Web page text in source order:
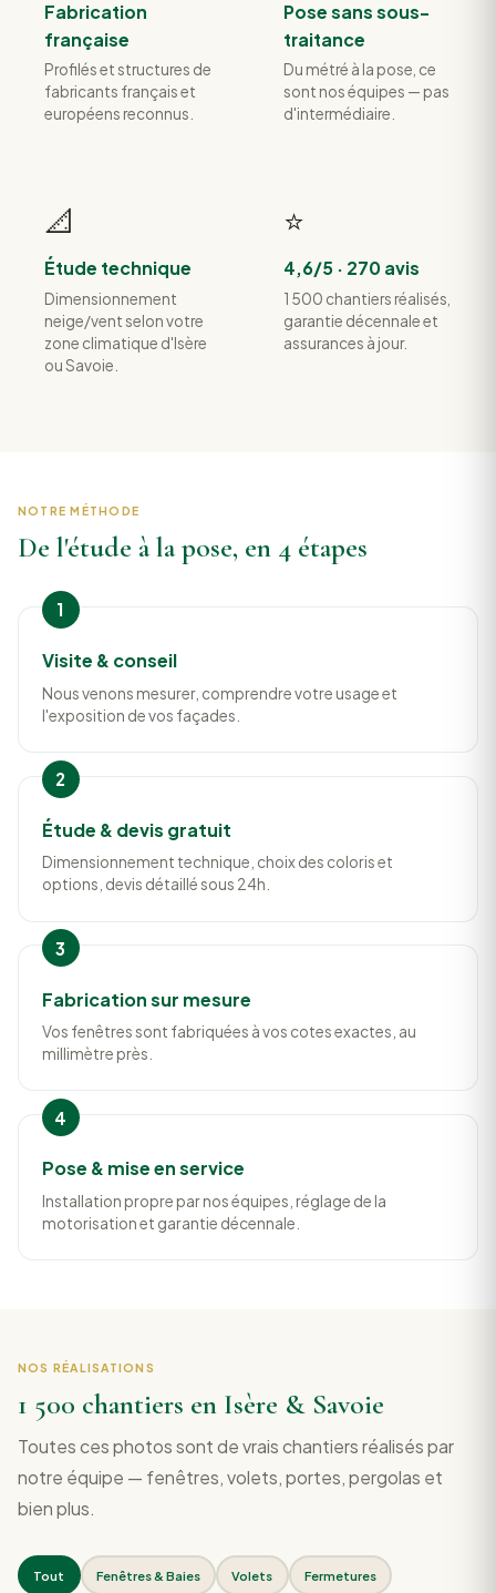
Fabrication
française
Profilés et structures de
fabricants français et
européens reconnus.
Pose sans sous-
traitance
Du métré à la pose, ce
sont nos équipes — pas
d'intermédiaire.
📐
Étude technique
Dimensionnement
neige/vent selon votre
zone climatique d'Isère
ou Savoie.
⭐
4,6/5 · 270 avis
1 500 chantiers réalisés,
garantie décennale et
assurances à jour.
NOTRE MÉTHODE
De l'étude à la pose, en 4 étapes
Visite & conseil
Nous venons mesurer, comprendre votre usage et
l'exposition de vos façades.
Étude & devis gratuit
Dimensionnement technique, choix des coloris et
options, devis détaillé sous 24h.
Fabrication sur mesure
Vos fenêtres sont fabriquées à vos cotes exactes, au
millimètre près.
Pose & mise en service
Installation propre par nos équipes, réglage de la
motorisation et garantie décennale.
NOS RÉALISATIONS
1 500 chantiers en Isère & Savoie
Toutes ces photos sont de vrais chantiers réalisés par
notre équipe — fenêtres, volets, portes, pergolas et
bien plus.
Tout Fenêtres & Baies Volets Fermetures